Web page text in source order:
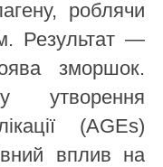
роблячи
Результат —
зморшок.
утворення
(AGEs)
вплив на